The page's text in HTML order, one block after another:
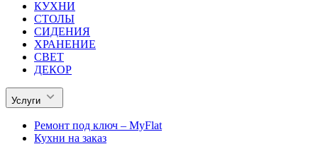
КУХНИ
СТОЛЫ
СИДЕНИЯ
ХРАНЕНИЕ
СВЕТ
ДЕКОР
Услуги
Ремонт под ключ – MyFlat
Кухни на заказ